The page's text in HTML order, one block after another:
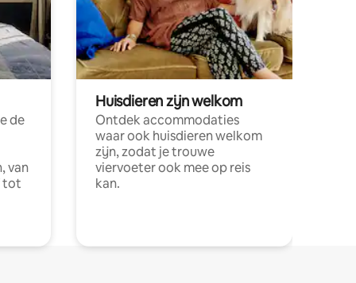
de
van
tot
Huisdieren zijn welkom
Ontdek accommodaties
waar ook huisdieren welkom
zijn, zodat je trouwe
viervoeter ook mee op reis
kan.